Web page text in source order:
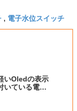
, 電子水位スイッチ
いOledの表示
いている電子